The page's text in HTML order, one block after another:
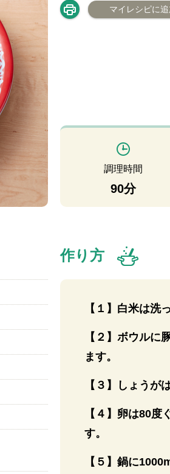
マイレシピに追
調理時間
90分
作り方
【１】白米は洗
【２】ボウルに
ます。
【３】しょうが
【４】卵は80
す。
【５】鍋に